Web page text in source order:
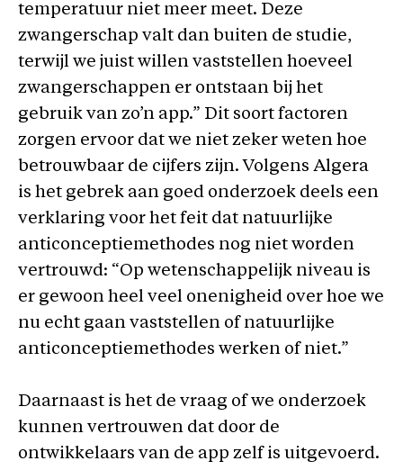
temperatuur niet meer meet. Deze
zwangerschap valt dan buiten de studie,
terwijl we juist willen vaststellen hoeveel
zwangerschappen er ontstaan bij het
gebruik van zo’n app.” Dit soort factoren
zorgen ervoor dat we niet zeker weten hoe
betrouwbaar de cijfers zijn. Volgens Algera
is het gebrek aan goed onderzoek deels een
verklaring voor het feit dat natuurlijke
anticonceptiemethodes nog niet worden
vertrouwd: “Op wetenschappelijk niveau is
er gewoon heel veel onenigheid over hoe we
nu echt gaan vaststellen of natuurlijke
anticonceptiemethodes werken of niet.”
Daarnaast is het de vraag of we onderzoek
kunnen vertrouwen dat door de
ontwikkelaars van de app zelf is uitgevoerd.